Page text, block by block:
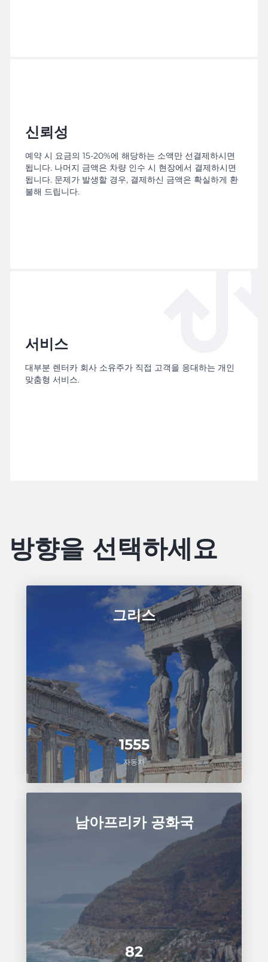
신뢰성
예약 시 요금의 15-20%에 해당하는 소액만 선결제하시면
됩니다. 나머지 금액은 차량 인수 시 현장에서 결제하시면
됩니다. 문제가 발생할 경우, 결제하신 금액은 확실하게 환
불해 드립니다.
서비스
대부분 렌터카 회사 소유주가 직접 고객을 응대하는 개인
맞춤형 서비스.
방향을 선택하세요
1555
자동차
그리스
82
남아프리카 공화국